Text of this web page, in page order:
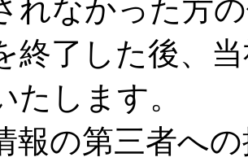
れなかった方
終了した後、
たします。
報の第三者へ